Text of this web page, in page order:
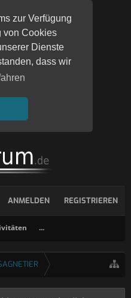
zur Verfügung
von Cookies
Dienste
dass wir
...
ANMELDEN REGISTRIEREN